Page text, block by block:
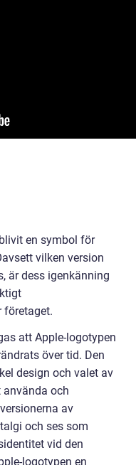
en symbol för
vilken version
är dess igenkänning
företaget.
att Apple-logotypen
över tid. Den
design och valet av
använda och
av
och ses som
vid den
logotypen en